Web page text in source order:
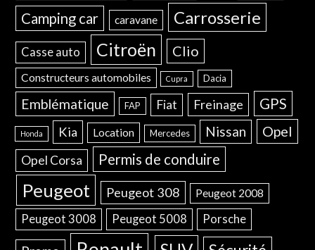
Camping car caravane Carrosserie
Casse auto Citroën Clio
Constructeurs automobiles Cupra Dacia
Emblématique FAP Fiat Freinage GPS
Honda Kia Location Mercedes Nissan Opel
Opel Corsa Permis de conduire
Peugeot Peugeot 308 Peugeot 2008
Peugeot 3008 Peugeot 5008 Porsche